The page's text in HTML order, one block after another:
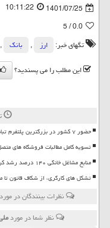
1401/07/25
10:11:22
0.0
/ 5
تگهای خبر:
ارز , بانك ,
این مطلب را می پسندید؟
حضور ۷ کشور در بزرگترین پلتفرم تبادلات تجاری حوزه ساخت وساز
تسویه کامل مطالبات فروشگاه های
منابع مشاغل خانگی ۱۴۰ درصد رشد کرد
تشکل های کارگری، از شکاف قانون تا
نظرات بینندگان در
نظر شما در مورد